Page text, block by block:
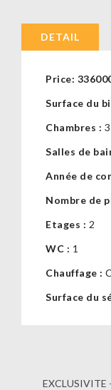
DETAIL
Price:
Surface du
Chambres : 3
Salles de
Année de
Nombre de
Etages : 2
WC : 1
Chauffage :
Surface du
EXCLUSIVITE